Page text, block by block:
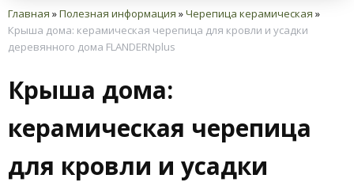
Главная »Полезная информация »Черепица керамическая »
Крыша дома: керамическая черепица для кровли и усадки
деревянного дома FLANDERNplus
Крыша дома:
керамическая черепица
для кровли и усадки